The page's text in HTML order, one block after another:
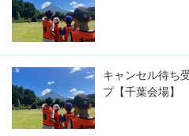
キャンセル待ち
プ【千葉会場】